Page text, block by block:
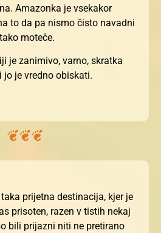
Amazonka je vsekakor
to da pa nismo čisto navadni
moteče.
je zanimivo, varno, skratka
jo je vredno obiskati.
prijetna destinacija, kjer je
prisoten, razen v tistih nekaj
bili prijazni niti ne pretirano